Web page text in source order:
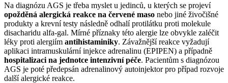
Na diagnózu AGS je třeba myslet u jedinců, u kterých se projeví
opožděná alergická reakce na červené maso nebo jiné živočišné
produkty a krevní testy následně odhalí protilátku proti molekule
disacharidu alfa-gal. Mírné příznaky této alergie lze obvykle zaléčit
léky proti alergiím antihistaminiky. Závažnější reakce vyžadují
aplikaci intramuskulární injekce adrenalinu (EPIPEN) a případně
hospitalizaci na jednotce intenzivní péče. Pacientům s diagnózou
AGS je poté předepsán adrenalinový autoinjektor pro případ rozvoje
další alergické reakce.